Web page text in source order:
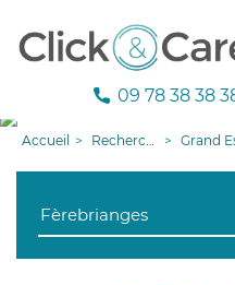
09 78 38 38
Accueil Recherche aide à domicile Grand